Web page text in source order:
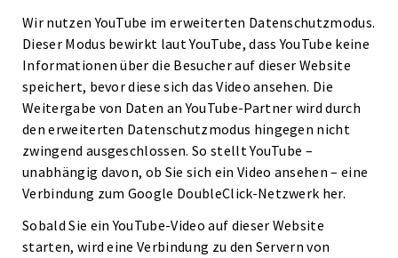
Wir nutzen YouTube im erweiterten Datenschutzmodus.
Dieser Modus bewirkt laut YouTube, dass YouTube keine
Informationen über die Besucher auf dieser Website
speichert, bevor diese sich das Video ansehen. Die
Weitergabe von Daten an YouTube-Partner wird durch
den erweiterten Datenschutzmodus hingegen nicht
zwingend ausgeschlossen. So stellt YouTube –
unabhängig davon, ob Sie sich ein Video ansehen – eine
Verbindung zum Google DoubleClick-Netzwerk her.
Sobald Sie ein YouTube-Video auf dieser Website
starten, wird eine Verbindung zu den Servern von